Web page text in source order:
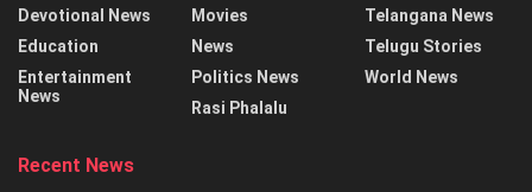
Devotional News
Education
Entertainment
News
Movies
News
Politics News
Rasi Phalalu
Telangana News
Telugu Stories
World News
Recent News